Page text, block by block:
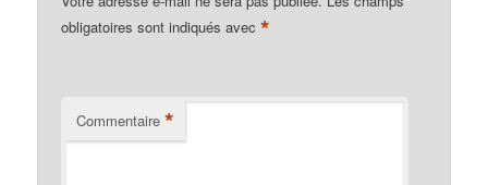
obligatoires sont indiqués avec*
Commentaire *